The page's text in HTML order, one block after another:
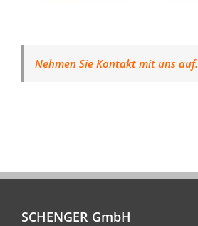
Nehmen Sie Kontakt mit uns auf.
SCHENGER GmbH